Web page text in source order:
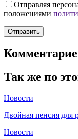
Отправляя
положениями
Так же по
Новости
Двойная пенсия для
Новости